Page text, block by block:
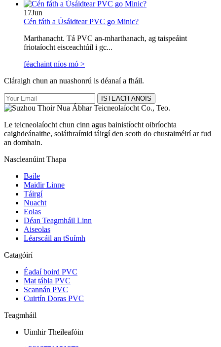
17Jun
Cén fáth a Úsáidtear PVC go Minic?
Marthanacht. Tá PVC an-mharthanach, ag taispeáint
friotaíocht eisceachtúil i gc...
féachaint níos mó >
Cláraigh chun an nuashonrú is déanaí a fháil.
ISTEACH ANOIS
Le teicneolaíocht chun cinn agus bainistíocht oibríochta
caighdeánaithe, soláthraímid táirgí den scoth do chustaiméirí ar fud
an domhain.
Nascleanúint Thapa
Baile
Maidir Linne
Táirgí
Nuacht
Eolas
Déan Teagmháil Linn
Aiseolas
Léarscáil an tSuímh
Catagóirí
Éadaí boird PVC
Mat tábla PVC
Scannán PVC
Cuirtín Doras PVC
Teagmháil
Uimhir Theileafóin